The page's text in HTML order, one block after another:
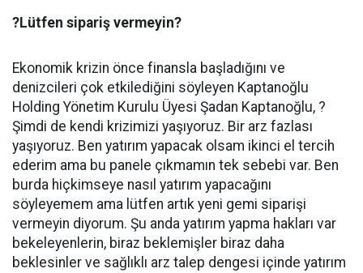
?Lütfen sipariş vermeyin?
Ekonomik krizin önce finansla başladığını ve
denizcileri çok etkilediğini söyleyen Kaptanoğlu
Holding Yönetim Kurulu Üyesi Şadan Kaptanoğlu, ?
Şimdi de kendi krizimizi yaşıyoruz. Bir arz fazlası
yaşıyoruz. Ben yatırım yapacak olsam ikinci el tercih
ederim ama bu panele çıkmamın tek sebebi var. Ben
burda hiçkimseye nasıl yatırım yapacağını
söyleyemem ama lütfen artık yeni gemi siparişi
vermeyin diyorum. Şu anda yatırım yapma hakları var
bekeleyenlerin, biraz beklemişler biraz daha
beklesinler ve sağlıklı arz talep dengesi içinde yatırım